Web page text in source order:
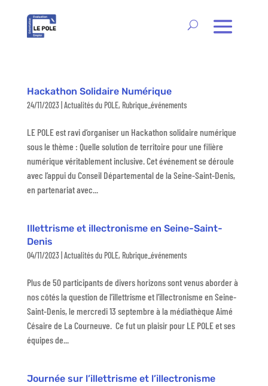
Hackathon Solidaire Numérique
24/11/2023| Actualités du POLE, Rubrique_événements
LE POLE est ravi d’organiser un Hackathon solidaire numérique
sous le thème : Quelle solution de territoire pour une filière
numérique véritablement inclusive. Cet événement se déroule
avec l’appui du Conseil Départemental de la Seine-Saint-Denis,
en partenariat avec...
Illettrisme et illectronisme en Seine-Saint-
Denis
04/11/2023| Actualités du POLE, Rubrique_événements
Plus de 50 participants de divers horizons sont venus aborder à
nos côtés la question de l’illettrisme et l’illectronisme en Seine-
Saint-Denis, le mercredi 13 septembre à la médiathèque Aimé
Césaire de La Courneuve. Ce fut un plaisir pour LE POLE et ses
équipes de...
Journée sur l’illettrisme et l’illectronisme